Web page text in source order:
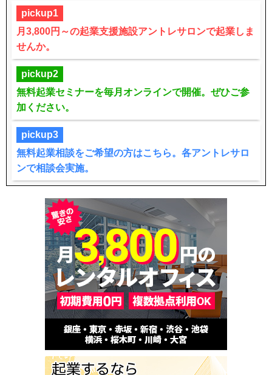
pickup1
月3,800円～の起業支援施設アントレサロンで起業しま
せんか。
pickup2
無料起業セミナーを毎月オンラインで開催。ぜひご参
加ください。
pickup3
無料起業相談をご希望の方はこちら。各アントレサロ
ンで相談会実施。